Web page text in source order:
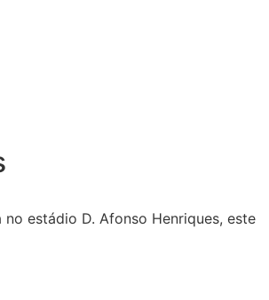
estádio D. Afonso Henriques, este